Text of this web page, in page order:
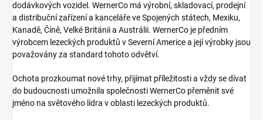
dodávkových vozidel. WernerCo má výrobní, skladovací, prodejní
a distribuční zařízení a kanceláře ve Spojených státech, Mexiku,
Kanadě, Číně, Velké Británii a Austrálii. WernerCo je předním
výrobcem lezeckých produktů v Severní Americe a její výrobky jsou
považovány za standard tohoto odvětví.
Ochota prozkoumat nové trhy, přijímat příležitosti a vždy se dívat
do budoucnosti umožnila společnosti WernerCo přeměnit své
jméno na světového lídra v oblasti lezeckých produktů.